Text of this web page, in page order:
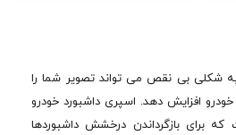
شکلی بی نقص می تواند تصویر شما را
افزایش دهد. اسپری داشبورد خودرو
برای بازگرداندن درخشش داشبوردها